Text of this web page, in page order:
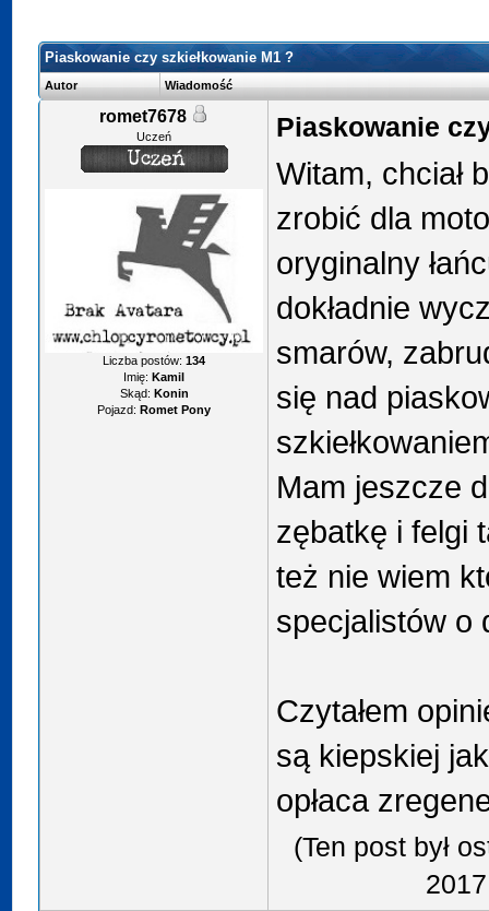
Piaskowanie czy szkiełkowanie M1 ?
Autor Wiadomość
romet7678
Uczeń
Liczba postów:134
Imię: Kamil
Skąd: Konin
Pojazd: Romet Pony
Piaskowanie
Witam, chciał
zrobić dla
oryginalny
dokładnie
smarów,
się nad
Mam jeszcze
zębatkę i felgi
też nie wiem
specjalistów o
Czytałem
są kiepskiej
opłaca
(Ten post był